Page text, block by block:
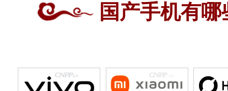
国产手机有